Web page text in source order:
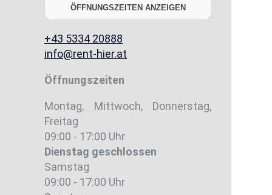
ÖFFNUNGSZEITEN ANZEIGEN
+43 5334 20888
info@rent-hier.at
Öffnungszeiten
Montag, Mittwoch, Donnerstag,
Freitag
09:00 - 17:00 Uhr
Dienstag geschlossen
Samstag
09:00 - 17:00 Uhr